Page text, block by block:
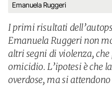
Emanuela Ruggeri
I primi risultati
Emanuela Ruggeri non
altri segni di violenza, che
omicidio. L’ipotesi è che
overdose, ma si